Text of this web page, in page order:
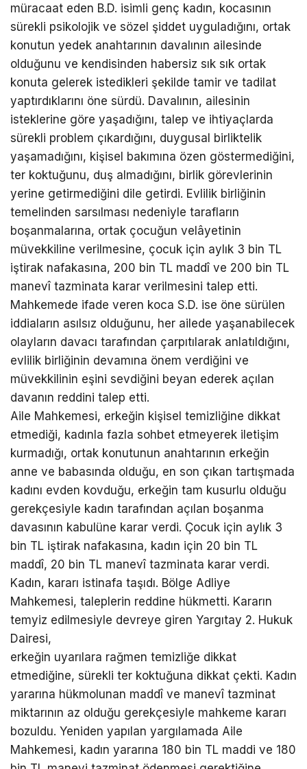
müracaat eden B.D. isimli genç kadın, kocasının
sürekli psikolojik ve sözel şiddet uyguladığını, ortak
konutun yedek anahtarının davalının ailesinde
olduğunu ve kendisinden habersiz sık sık ortak
konuta gelerek istedikleri şekilde tamir ve tadilat
yaptırdıklarını öne sürdü. Davalının, ailesinin
isteklerine göre yaşadığını, talep ve ihtiyaçlarda
sürekli problem çıkardığını, duygusal birliktelik
yaşamadığını, kişisel bakımına özen göstermediğini,
ter koktuğunu, duş almadığını, birlik görevlerinin
yerine getirmediğini dile getirdi. Evlilik birliğinin
temelinden sarsılması nedeniyle tarafların
boşanmalarına, ortak çocuğun velâyetinin
müvekkiline verilmesine, çocuk için aylık 3 bin TL
iştirak nafakasına, 200 bin TL maddî ve 200 bin TL
manevî tazminata karar verilmesini talep etti.
Mahkemede ifade veren koca S.D. ise öne sürülen
iddiaların asılsız olduğunu, her ailede yaşanabilecek
olayların davacı tarafından çarpıtılarak anlatıldığını,
evlilik birliğinin devamına önem verdiğini ve
müvekkilinin eşini sevdiğini beyan ederek açılan
davanın reddini talep etti.
Aile Mahkemesi, erkeğin kişisel temizliğine dikkat
etmediği, kadınla fazla sohbet etmeyerek iletişim
kurmadığı, ortak konutunun anahtarının erkeğin
anne ve babasında olduğu, en son çıkan tartışmada
kadını evden kovduğu, erkeğin tam kusurlu olduğu
gerekçesiyle kadın tarafından açılan boşanma
davasının kabulüne karar verdi. Çocuk için aylık 3
bin TL iştirak nafakasına, kadın için 20 bin TL
maddî, 20 bin TL manevî tazminata karar verdi.
Kadın, kararı istinafa taşıdı. Bölge Adliye
Mahkemesi, taleplerin reddine hükmetti. Kararın
temyiz edilmesiyle devreye giren Yargıtay 2. Hukuk
Dairesi,
erkeğin uyarılara rağmen temizliğe dikkat
etmediğine, sürekli ter koktuğuna dikkat çekti. Kadın
yararına hükmolunan maddî ve manevî tazminat
miktarının az olduğu gerekçesiyle mahkeme kararı
bozuldu. Yeniden yapılan yargılamada Aile
Mahkemesi, kadın yararına 180 bin TL maddi ve 180